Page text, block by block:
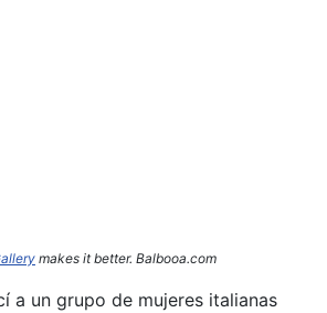
makes it better. Balbooa.com
a un grupo de mujeres italianas